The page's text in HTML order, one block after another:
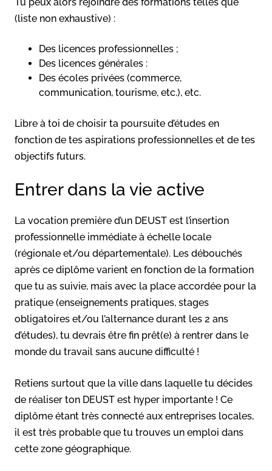
(liste non exhaustive) :
Des licences professionnelles ;
Des licences générales :
Des écoles privées (commerce,
communication, tourisme, etc.), etc.
Libre à toi de choisir ta poursuite d’études en
fonction de tes aspirations professionnelles et de tes
objectifs futurs.
Entrer dans la vie active
La vocation première d’un DEUST est l’insertion
professionnelle immédiate à échelle locale
(régionale et/ou départementale). Les débouchés
après ce diplôme varient en fonction de la formation
que tu as suivie, mais avec la place accordée pour la
pratique (enseignements pratiques, stages
obligatoires et/ou l’alternance durant les 2 ans
d’études), tu devrais être fin prêt(e) à rentrer dans le
monde du travail sans aucune difficulté !
Retiens surtout que la ville dans laquelle tu décides
de réaliser ton DEUST est hyper importante ! Ce
diplôme étant très connecté aux entreprises locales,
il est très probable que tu trouves un emploi dans
cette zone géographique.